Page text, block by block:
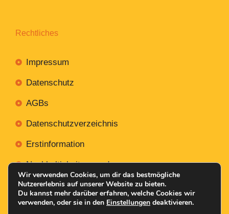
Rechtliches
Impressum
Datenschutz
AGBs
Datenschutzverzeichnis
Erstinformation
Nachhaltigkeitsverordnung
Wir verwenden Cookies, um dir das bestmögliche
Nutzererlebnis auf unserer Website zu bieten.
Du kannst mehr darüber erfahren, welche Cookies wir
verwenden, oder sie in den Einstellungen deaktivieren.